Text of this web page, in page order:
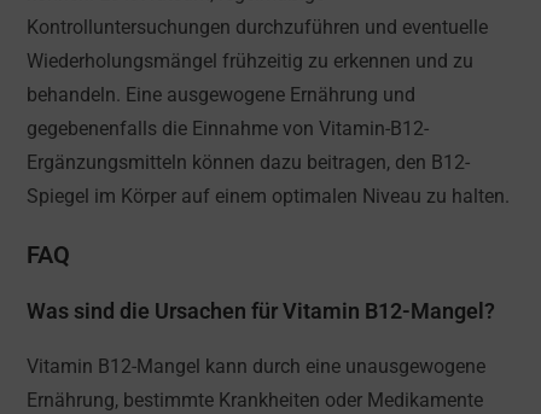
Kontrolluntersuchungen durchzuführen und eventuelle
Wiederholungsmängel frühzeitig zu erkennen und zu
behandeln. Eine ausgewogene Ernährung und
gegebenenfalls die Einnahme von Vitamin-B12-
Ergänzungsmitteln können dazu beitragen, den B12-
Spiegel im Körper auf einem optimalen Niveau zu halten.
FAQ
Was sind die Ursachen für Vitamin B12-Mangel?
Vitamin B12-Mangel kann durch eine unausgewogene
Ernährung, bestimmte Krankheiten oder Medikamente